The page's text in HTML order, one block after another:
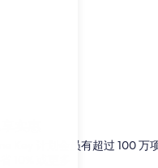
Key 计划会员有超过 100 万